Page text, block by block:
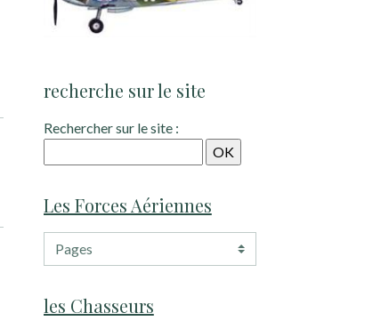
recherche sur le site
Rechercher sur le site :
Les Forces Aériennes
les Chasseurs